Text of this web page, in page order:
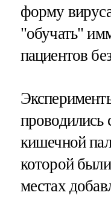
форму
"обучать"
пациентов
кишечной
которой
местах